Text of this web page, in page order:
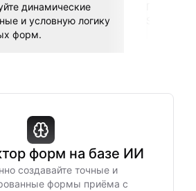
динамические
и условную логику
форм.
форм на базе ИИ
создавайте точные и
формы приёма с